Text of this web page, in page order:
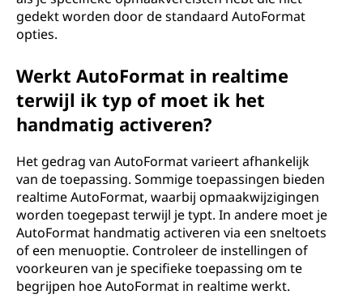
gedekt worden door de standaard AutoFormat
opties.
Werkt AutoFormat in realtime
terwijl ik typ of moet ik het
handmatig activeren?
Het gedrag van AutoFormat varieert afhankelijk
van de toepassing. Sommige toepassingen bieden
realtime AutoFormat, waarbij opmaakwijzigingen
worden toegepast terwijl je typt. In andere moet je
AutoFormat handmatig activeren via een sneltoets
of een menuoptie. Controleer de instellingen of
voorkeuren van je specifieke toepassing om te
begrijpen hoe AutoFormat in realtime werkt.